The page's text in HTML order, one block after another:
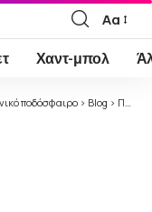
Font
Resizer
Αα
Χαντ-μπολ
ποδόσφαιρο > Blog > Ποδόσφαιρο